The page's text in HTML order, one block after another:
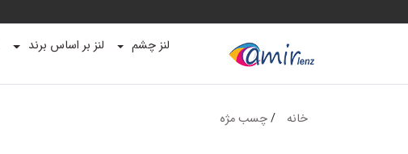
لنز چشم لنز بر اساس برند
خانه /چسب مژه